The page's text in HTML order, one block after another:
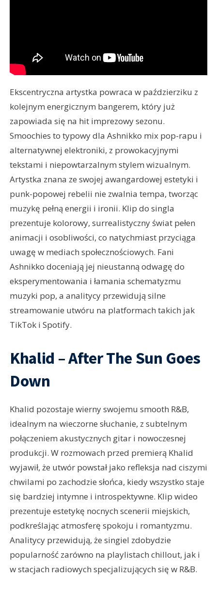
Ekscentryczna artystka powraca w paździerziku z
kolejnym energicznym bangerem, który już
zapowiada się na hit imprezowy sezonu.
Smoochies to typowy dla Ashnikko mix pop-rapu i
alternatywnej elektroniki, z prowokacyjnymi
tekstami i niepowtarzalnym stylem wizualnym.
Artystka znana ze swojej awangardowej estetyki i
punk-popowej rebelii nie zwalnia tempa, tworząc
muzykę pełną energii i ironii. Klip do singla
prezentuje kolorowy, surrealistyczny świat pełen
animacji i osobliwości, co natychmiast przyciąga
uwagę w mediach społecznościowych. Fani
Ashnikko doceniają jej nieustanną odwagę do
eksperymentowania i łamania schematyzmu
muzyki pop, a analitycy przewidują silne
streamowanie utwóru na platformach takich jak
TikTok i Spotify.
Khalid – After The Sun Goes
Down
Khalid pozostaje wierny swojemu smooth R&B,
idealnym na wieczorne słuchanie, z subtelnym
połączeniem akustycznych gitar i nowoczesnej
produkcji. W rozmowach przed premierą Khalid
wyjawił, że utwór powstał jako refleksja nad ciszymi
chwilami po zachodzie słońca, kiedy wszystko staje
się bardziej intymne i introspektywne. Klip wideo
prezentuje estetykę nocnych scenerii miejskich,
podkreślając atmosferę spokoju i romantyzmu.
Analitycy przewidują, że singiel zdobydzie
popularność zarówno na playlistach chillout, jak i
w stacjach radiowych specjalizujących się w R&B.